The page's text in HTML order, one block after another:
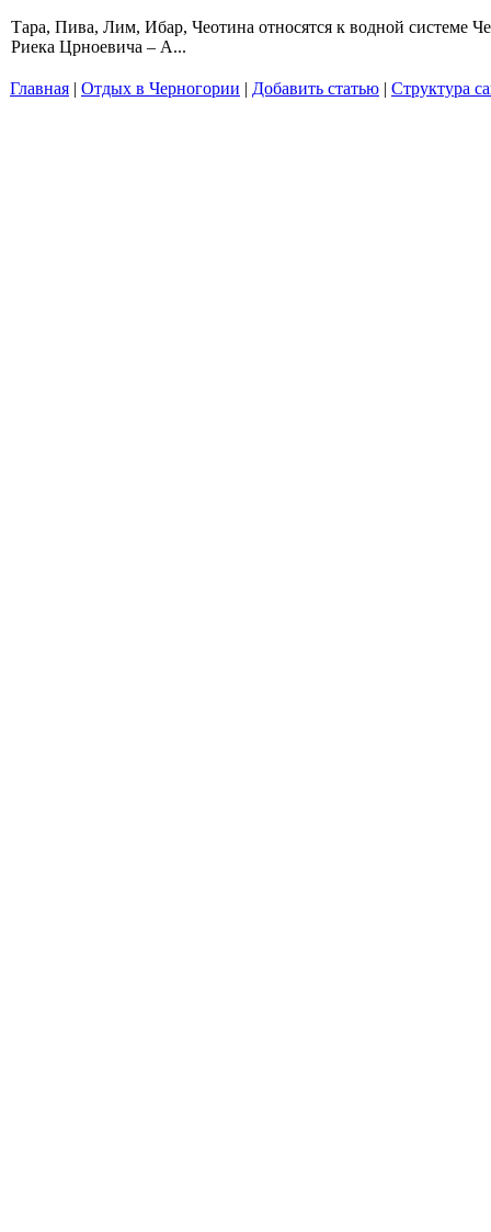
Тара, Пива, Лим, Ибар, Чеотина относятся к водной системе
Риека Црноевича – А...
Главная | Отдых в Черногории | Добавить статью | Структура